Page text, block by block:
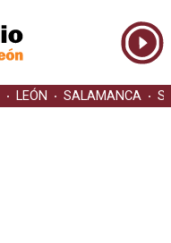
LEÓN SALAMANCA